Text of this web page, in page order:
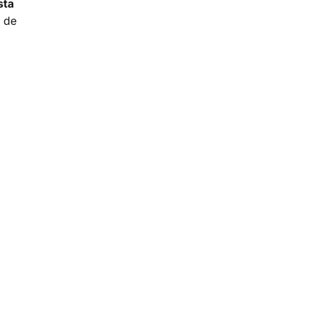
de